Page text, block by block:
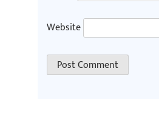
Website